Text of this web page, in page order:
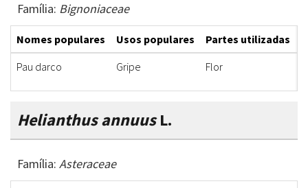
Família: Bignoniaceae
Nomes populares Usos populares Partes utilizadas
Pau darco
Gripe Flor
Helianthus annuusL.
Família: Asteraceae